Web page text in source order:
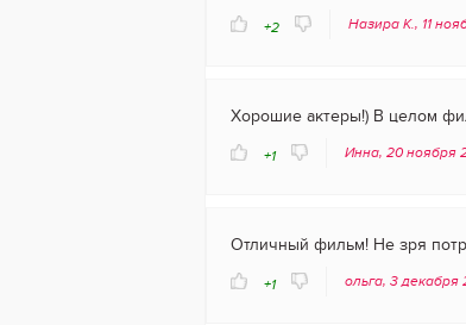
+2 Назира К., 11
Хорошие актеры!) В целом
+1 Инна, 20 ноября
Отличный фильм! Не зря
+1 ольга, 3 декабря